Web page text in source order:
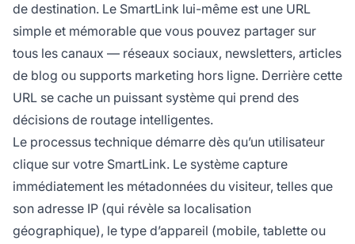
de destination. Le SmartLink lui-même est une URL
simple et mémorable que vous pouvez partager sur
tous les canaux — réseaux sociaux, newsletters, articles
de blog ou supports marketing hors ligne. Derrière cette
URL se cache un puissant système qui prend des
décisions de routage intelligentes.
Le processus technique démarre dès qu’un utilisateur
clique sur votre SmartLink. Le système capture
immédiatement les métadonnées du visiteur, telles que
son adresse IP (qui révèle sa localisation
géographique), le type d’appareil (mobile, tablette ou